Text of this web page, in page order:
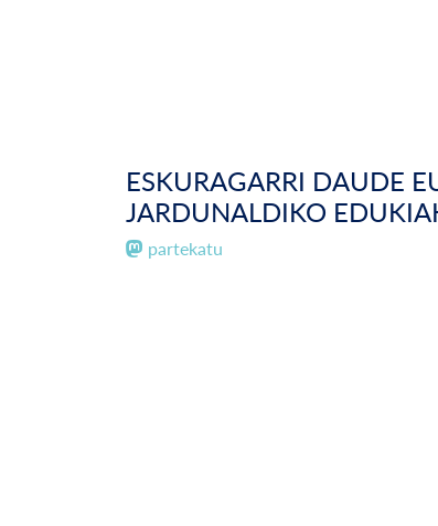
ESKURAGARRI DAUDE
JARDUNALDIKO
partekatu